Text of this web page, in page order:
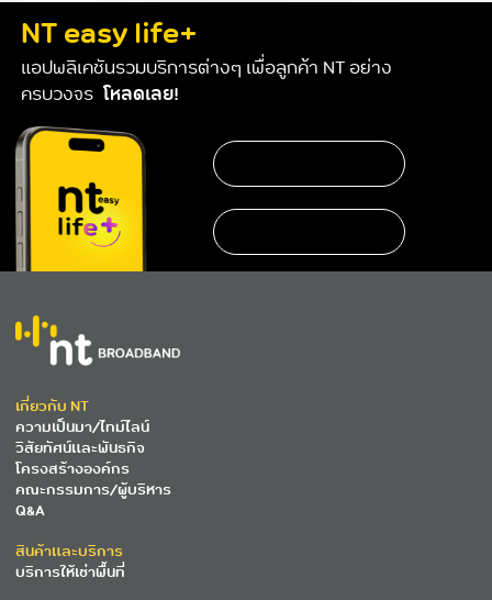
NT easy life+
แอปพลิเคชันรวมบริการต่างๆ เพื่อลูกค้า NT อย่าง
ครบวงจร โหลดเลย!
เกี่ยวกับ NT
ความเป็นมา/ไทม์ไลน์
วิสัยทัศน์และพันธกิจ
โครงสร้างองค์กร
คณะกรรมการ/ผู้บริหาร
Q&A
สินค้าและบริการ
บริการให้เช่าพื้นที่